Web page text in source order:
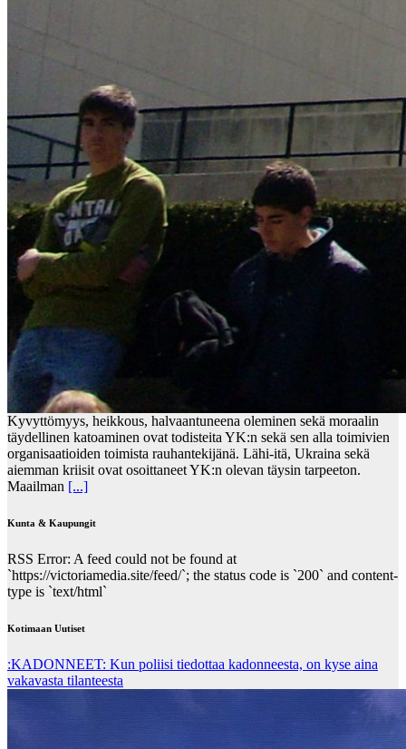
Kyvyttömyys, heikkous, halvaantuneena oleminen sekä moraalin
täydellinen katoaminen ovat todisteita YK:n sekä sen alla toimivien
organisaatioiden toimista rauhantekijänä. Lähi-itä, Ukraina sekä
aiemman kriisit ovat osoittaneet YK:n olevan täysin tarpeeton.
Maailman [...]
Kunta & Kaupungit
RSS Error: A feed could not be found at
`https://victoriamedia.site/feed/`; the status code is `200` and content-
type is `text/html`
Kotimaan Uutiset
:KADONNEET: Kun poliisi tiedottaa kadonneesta, on kyse aina
vakavasta tilanteesta